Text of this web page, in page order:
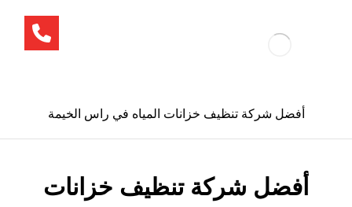
أفضل شركة تنظيف خزانات المياه في راس الخيمة
أفضل شركة تنظيف خزانات